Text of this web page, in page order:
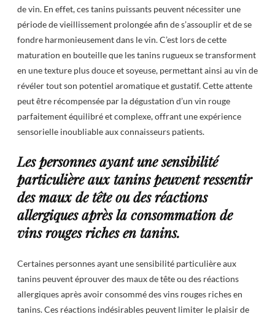
de vin. En effet, ces tanins puissants peuvent nécessiter une
période de vieillissement prolongée afin de s’assouplir et de se
fondre harmonieusement dans le vin. C’est lors de cette
maturation en bouteille que les tanins rugueux se transforment
en une texture plus douce et soyeuse, permettant ainsi au vin de
révéler tout son potentiel aromatique et gustatif. Cette attente
peut être récompensée par la dégustation d’un vin rouge
parfaitement équilibré et complexe, offrant une expérience
sensorielle inoubliable aux connaisseurs patients.
Les personnes ayant une sensibilité
particulière aux tanins peuvent ressentir
des maux de tête ou des réactions
allergiques après la consommation de
vins rouges riches en tanins.
Certaines personnes ayant une sensibilité particulière aux
tanins peuvent éprouver des maux de tête ou des réactions
allergiques après avoir consommé des vins rouges riches en
tanins. Ces réactions indésirables peuvent limiter le plaisir de